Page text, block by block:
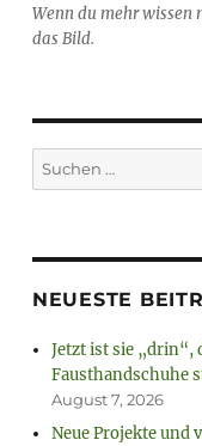
Wenn du mehr wissen
das Bild.
Suchen
nach:
NEUESTE
Jetzt ist sie „drin“,
Fausthandschuhe
August 7, 2026
Neue Projekte und